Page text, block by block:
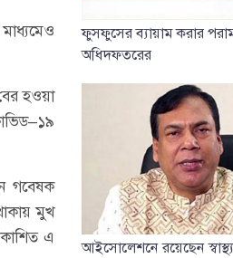
হওয়া
গবেষক
মুখ
এ
ফুসফুসের ব্যায়াম করার
অধিদফতরের
আইসোলেশনে রয়েছেন